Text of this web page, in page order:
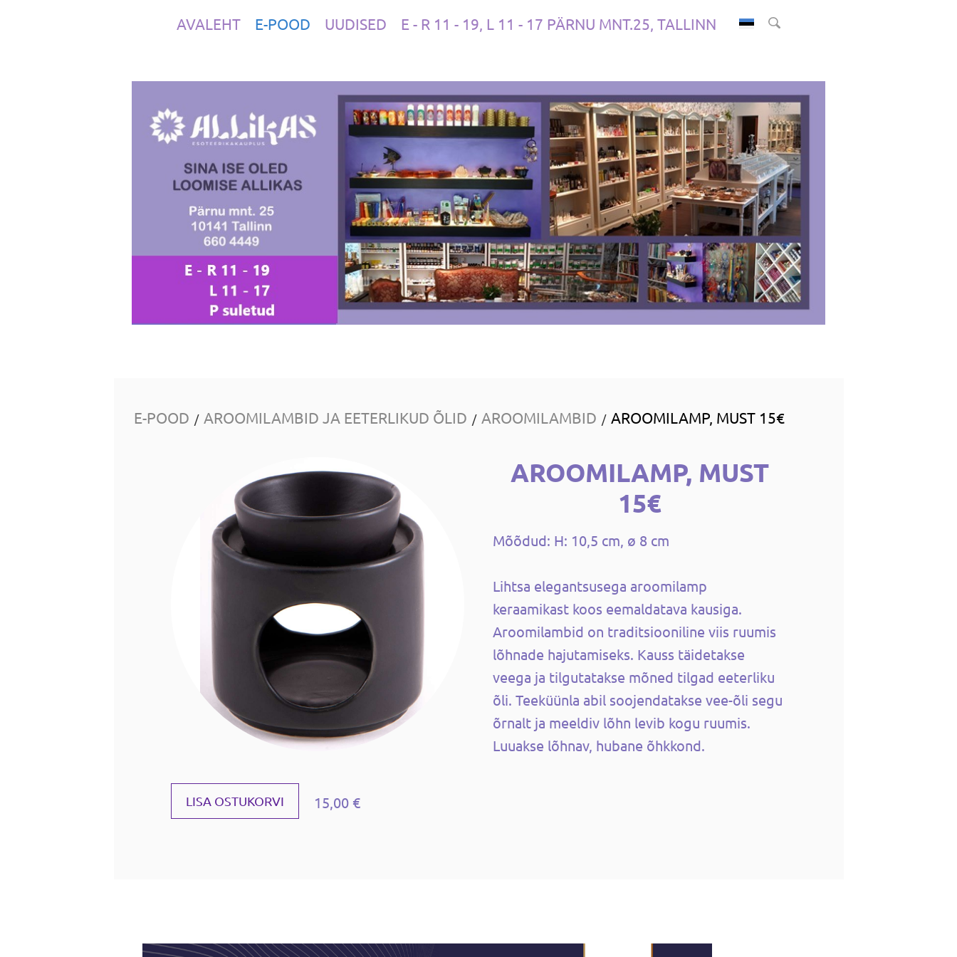
AVALEHT E-POOD UUDISED E - R 11 - 19, L 11 - 17 PÄRNU MNT.25, TALLINN
E-POOD / AROOMILAMBID JA EETERLIKUD ÕLID / AROOMILAMBID / AROOMILAMP, MUST 15€
LISA OSTUKORVI 15,00 €
AROOMILAMP, MUST
15€
Mõõdud: H: 10,5 cm, ø 8 cm
Lihtsa elegantsusega aroomilamp
keraamikast koos eemaldatava kausiga.
Aroomilambid on traditsiooniline viis ruumis
lõhnade hajutamiseks. Kauss täidetakse
veega ja tilgutatakse mõned tilgad eeterliku
õli. Teeküünla abil soojendatakse vee-õli segu
õrnalt ja meeldiv lõhn levib kogu ruumis.
Luuakse lõhnav, hubane õhkkond.